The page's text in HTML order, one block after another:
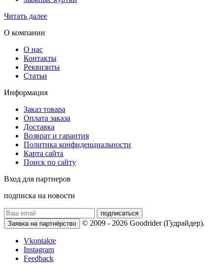
Читать далее
О компании
О нас
Контакты
Реквизиты
Статьи
Информация
Заказ товара
Оплата заказа
Доставка
Возврат и гарантия
Политика конфиденциальности
Карта сайта
Поиск по сайту
Вход для партнеров
подписка на новости
подписаться
Заявка на партнёрство
© 2009 - 2026 Goodrider (Гудрайдер).
Vkontakte
Instagram
Feedback